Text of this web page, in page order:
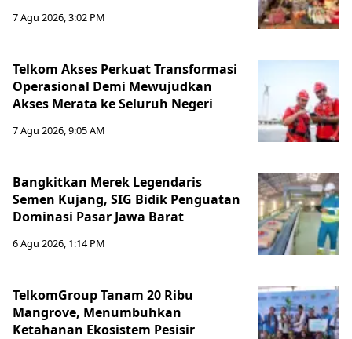
7 Agu 2026, 3:02 PM
Telkom Akses Perkuat Transformasi
Operasional Demi Mewujudkan
Akses Merata ke Seluruh Negeri
7 Agu 2026, 9:05 AM
Bangkitkan Merek Legendaris
Semen Kujang, SIG Bidik Penguatan
Dominasi Pasar Jawa Barat
6 Agu 2026, 1:14 PM
TelkomGroup Tanam 20 Ribu
Mangrove, Menumbuhkan
Ketahanan Ekosistem Pesisir